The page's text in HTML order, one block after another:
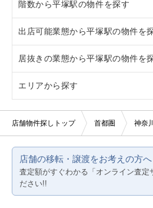
二宮
辻堂
茅ヶ崎
二宮
辻堂
居抜き
スケルトン
ロードサイド物件
駐車場あり
看板取り付け可
20坪以下
賃料10万円以下
階数から平塚駅の物件を探す
地下
1階
2階
3階以上
出店可能業態から平塚駅の物件を
重飲食
軽飲食
バー・クラブ
サロン（マッサージ・エステ・
医療・歯科・クリニック
居抜きの業態から平塚駅の物件を
ラーメン
カラオケ・パブ・スナック
居酒屋・ダイニングバー
洋食
エリアから探す
東京23区
神奈川
千葉
店舗物件探しトップ 首都圏 神奈川
店舗の移転・譲渡をお考えの方へ
査定額がすぐわかる「オンライン査定
ださい!!